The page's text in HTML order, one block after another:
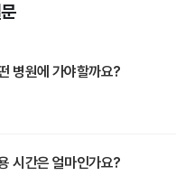
병원에 가야할까요?
시간은 얼마인가요?